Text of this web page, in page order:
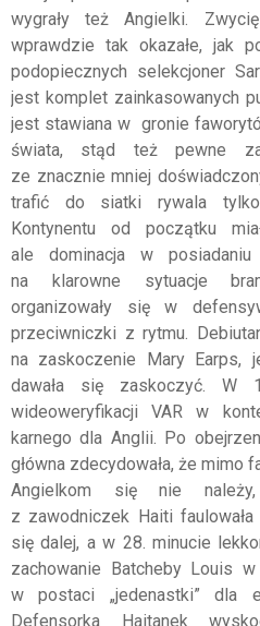
wygrały też Angielki.
wprawdzie tak okazałe, jak
podopiecznych selekcjoner
jest komplet zainkasowanych
jest stawiana w gronie
świata, stąd też pewne
ze znacznie mniej
trafić do siatki rywala
Kontynentu od początku
ale dominacja w posiadaniu
na klarowne sytuacje
organizowały się w
przeciwniczki z rytmu.
na zaskoczenie Mary Earps,
dawała się zaskoczyć. W
wideoweryfikacji VAR w
karnego dla Anglii. Po
główna zdecydowała, że mimo
Angielkom się nie
z zawodniczek Haiti
się dalej, a w 28. minucie
zachowanie Batcheby Louis
w postaci „jedenastki” dla
Defensorka Haitanek